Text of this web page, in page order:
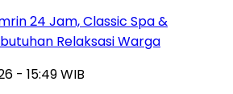
24 Jam, Classic Spa &
Relaksasi Warga
- 15:49 WIB